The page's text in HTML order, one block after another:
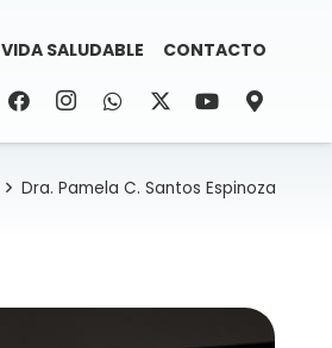
VIDA SALUDABLE CONTACTO
Dra. Pamela C. Santos Espinoza